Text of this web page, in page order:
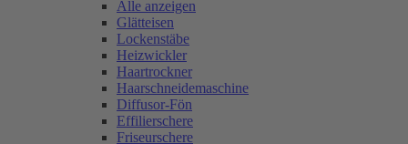
Alle anzeigen
Glätteisen
Lockenstäbe
Heizwickler
Haartrockner
Haarschneidemaschine
Diffusor-Fön
Effilierschere
Friseurschere